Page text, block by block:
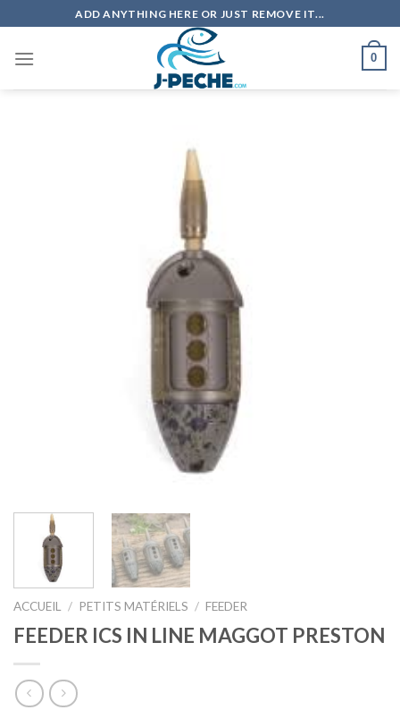
to
content
ADD ANYTHING HERE OR JUST REMOVE IT...
0
ACCUEIL / PETITS MATÉRIELS / FEEDER
FEEDER ICS IN LINE MAGGOT PRESTON